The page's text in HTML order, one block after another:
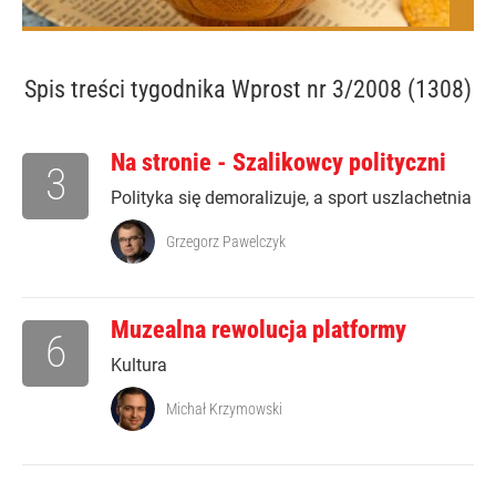
Spis treści tygodnika Wprost nr 3/2008 (1308)
Na stronie - Szalikowcy polityczni
Polityka się demoralizuje, a sport uszlachetnia
3
Grzegorz Pawelczyk
Muzealna rewolucja platformy
Kultura
6
Michał Krzymowski